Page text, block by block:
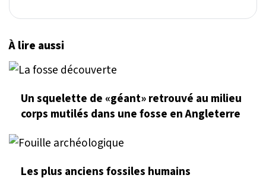
À lire aussi
Un squelette de «géant» retrouvé au milieu
corps mutilés dans une fosse en Angleterre
Les plus anciens fossiles humains